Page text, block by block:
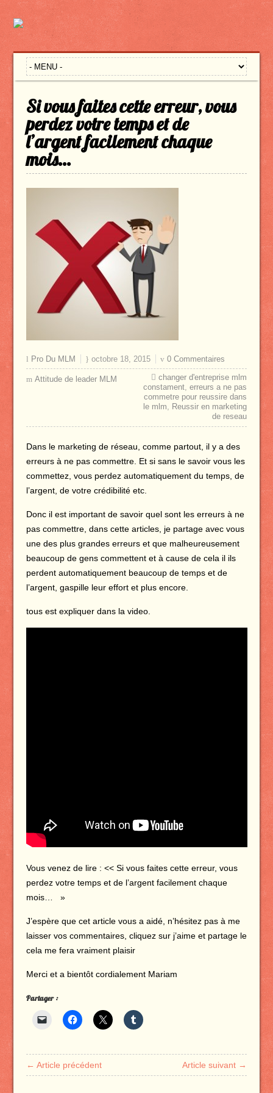
Si vous faites cette erreur, vous
perdez votre temps et de
l’argent facilement chaque
mois…
Pro Du MLM octobre 18, 2015 0 Commentaires
Attitude de leader MLM
changer d'entreprise mlm
constament,erreurs a ne pas
commetre pour reussire dans
le mlm, Reussir en marketing
de reseau
Dans le marketing de réseau, comme partout, il y a des
erreurs à ne pas commettre. Et si sans le savoir vous les
commettez, vous perdez automatiquement du temps, de
l’argent, de votre crédibilité etc.
Donc il est important de savoir quel sont les erreurs à ne
pas commettre, dans cette articles, je partage avec vous
une des plus grandes erreurs et que malheureusement
beaucoup de gens commettent et à cause de cela il ils
perdent automatiquement beaucoup de temps et de
l’argent, gaspille leur effort et plus encore.
tous est expliquer dans la video.
Vous venez de lire : << Si vous faites cette erreur, vous
perdez votre temps et de l’argent facilement chaque
mois… »
J’espère que cet article vous a aidé, n’hésitez pas à me
laisser vos commentaires, cliquez sur j’aime et partage le
cela me fera vraiment plaisir
Merci et a bientôt cordialement Mariam
Partager :
← Article précédent Article suivant →